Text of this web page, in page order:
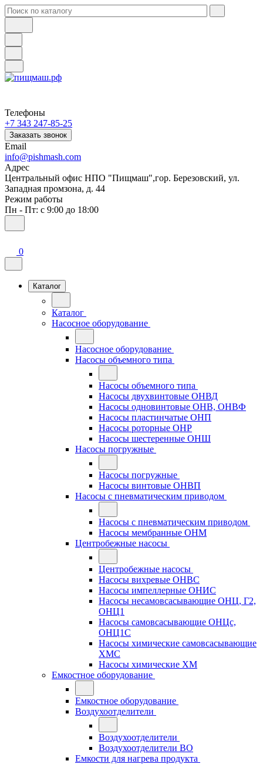
Телефоны
+7 343 247-85-25
Заказать звонок
Email
info@pishmash.com
Адрес
Центральный офис НПО "Пищмаш",гор. Березовский, ул.
Западная промзона, д. 44
Режим работы
Пн - Пт: с 9:00 до 18:00
0
Каталог
Каталог
Насосное оборудование
Насосное оборудование
Насосы объемного типа
Насосы объемного типа
Насосы двухвинтовые ОНВД
Насосы одновинтовые ОНВ, ОНВФ
Насосы пластинчатые ОНП
Насосы роторные ОНР
Насосы шестеренные ОНШ
Насосы погружные
Насосы погружные
Насосы винтовые ОНВП
Насосы с пневматическим приводом
Насосы с пневматическим приводом
Насосы мембранные ОНМ
Центробежные насосы
Центробежные насосы
Насосы вихревые ОНВС
Насосы импеллерные ОНИС
Насосы несамовсасывающие ОНЦ, Г2,
ОНЦ1
Насосы самовсасывающие ОНЦс,
ОНЦ1С
Насосы химические самовсасывающие
ХМС
Насосы химические ХМ
Емкостное оборудование
Емкостное оборудование
Воздухоотделители
Воздухоотделители
Воздухоотделители ВО
Емкости для нагрева продукта